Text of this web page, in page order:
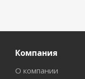
Компания
О компании